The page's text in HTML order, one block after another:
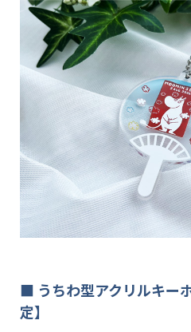
■ うちわ型アクリルキー
定】